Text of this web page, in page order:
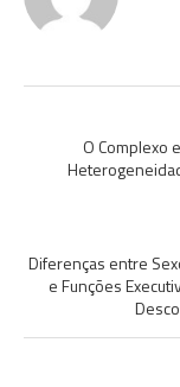
O Complexo
Diferenças entre
e Funções